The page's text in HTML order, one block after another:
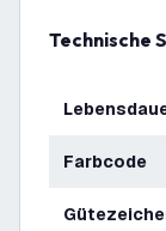
Farbcode